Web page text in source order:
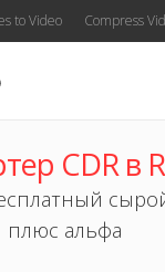
to Video Compress
CDR в
плюс альфа